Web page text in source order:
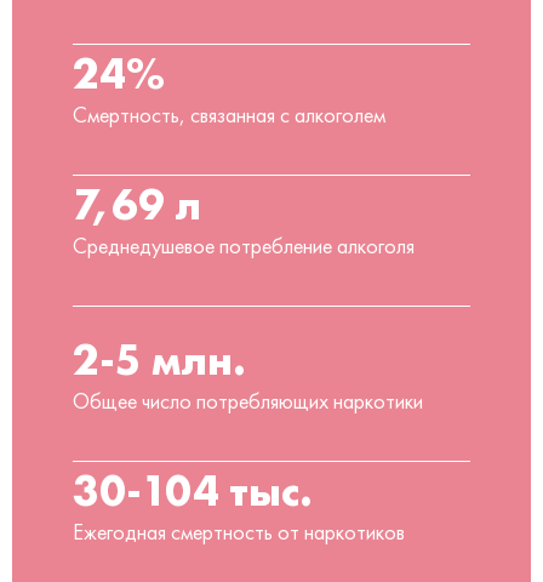
24%
Смертность, связанная с алкоголем
7,69 л
Среднедушевое потребление алкоголя
2-5 млн.
Общее число потребляющих наркотики
30-104 тыс.
Ежегодная смертность от наркотиков